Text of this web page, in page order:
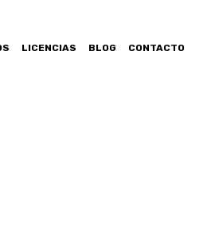
LICENCIAS BLOG CONTACTO